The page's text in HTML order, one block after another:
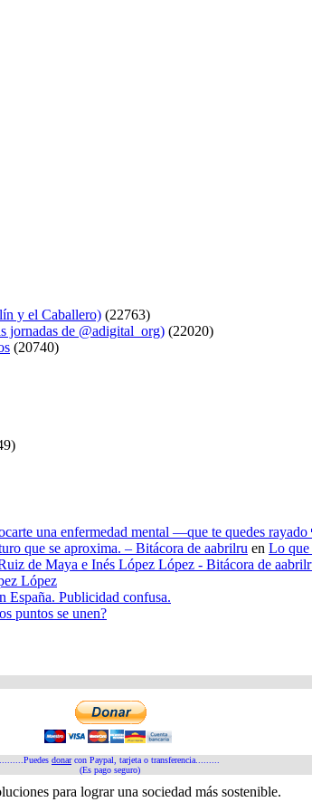
y el Caballero) (22763)
jornadas de @adigital_org) (22020)
(20740)
una enfermedad mental —que te quedes
que se aproxima. – Bitácora de aabrilru en Lo que
de Maya e Inés López López - Bitácora de
López
España. Publicidad confusa.
puntos se unen?
.........Puedes donarcon Paypal, tarjeta o transferencia.........
(Es pago seguro)
para lograr una sociedad más sostenible.